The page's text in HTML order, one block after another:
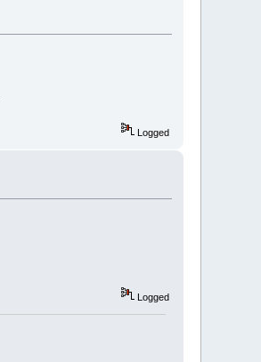
Logged
Logged